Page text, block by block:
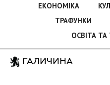
ЕКОНОМІКА
ТРАФУНКИ
ОСВІТА ТА
ГАЛИЧИНА